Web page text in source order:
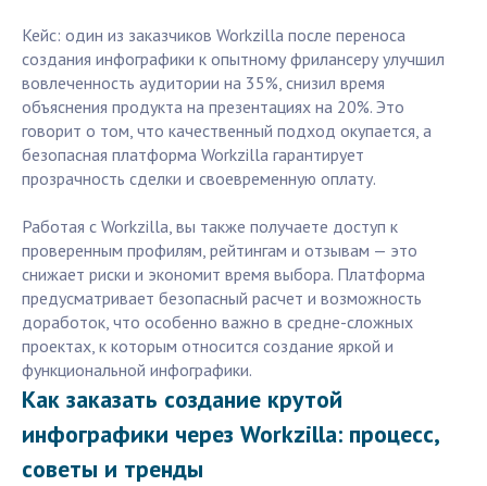
Кейс: один из заказчиков Workzilla после переноса
создания инфографики к опытному фрилансеру улучшил
вовлеченность аудитории на 35%, снизил время
объяснения продукта на презентациях на 20%. Это
говорит о том, что качественный подход окупается, а
безопасная платформа Workzilla гарантирует
прозрачность сделки и своевременную оплату.
Работая с Workzilla, вы также получаете доступ к
проверенным профилям, рейтингам и отзывам — это
снижает риски и экономит время выбора. Платформа
предусматривает безопасный расчет и возможность
доработок, что особенно важно в средне-сложных
проектах, к которым относится создание яркой и
функциональной инфографики.
Как заказать создание крутой
инфографики через Workzilla: процесс,
советы и тренды